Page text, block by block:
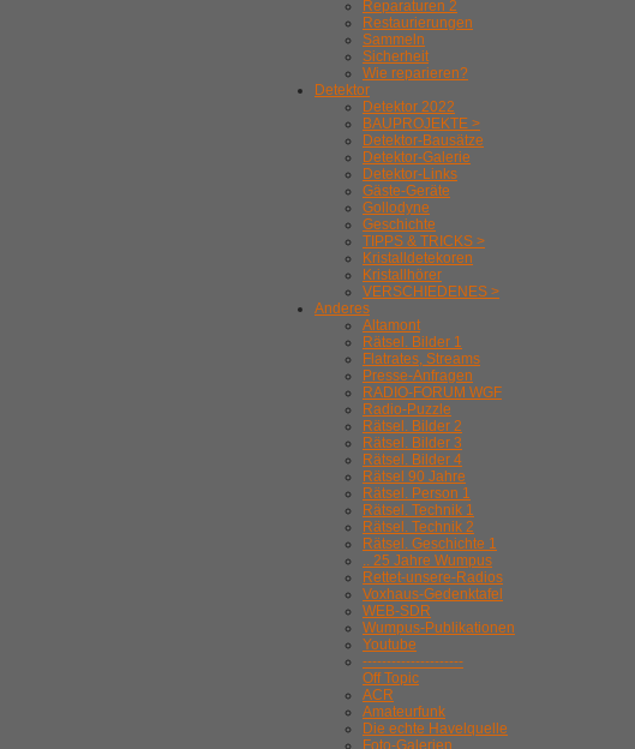
Reparaturen 2
Restaurierungen
Sammeln
Sicherheit
Wie reparieren?
Detektor
Detektor 2022
BAUPROJEKTE >
Detektor-Bausätze
Detektor-Galerie
Detektor-Links
Gäste-Geräte
Gollodyne
Geschichte
TIPPS & TRICKS >
Kristalldetekoren
Kristallhörer
VERSCHIEDENES >
Anderes
Altamont
Rätsel. Bilder 1
Flatrates, Streams
Presse-Anfragen
RADIO-FORUM WGF
Radio-Puzzle
Rätsel. Bilder 2
Rätsel. Bilder 3
Rätsel. Bilder 4
Rätsel 90 Jahre
Rätsel. Person 1
Rätsel. Technik 1
Rätsel. Technik 2
Rätsel. Geschichte 1
.. 25 Jahre Wumpus
Rettet-unsere-Radios
Voxhaus-Gedenktafel
WEB-SDR
Wumpus-Publikationen
Youtube
---------------------
Off Topic
ACR
Amateurfunk
Die echte Havelquelle
Foto-Galerien